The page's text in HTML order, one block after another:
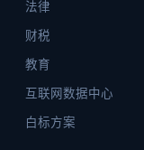
法律
财税
教育
互联网数据中心
白标方案